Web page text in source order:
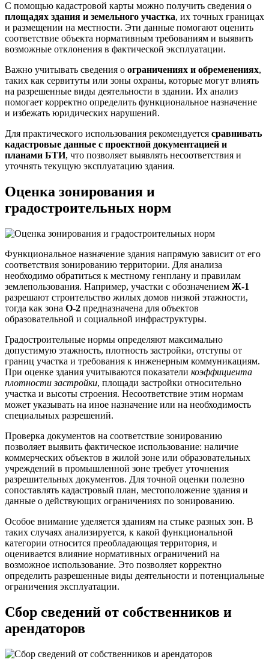
С помощью кадастровой карты можно получить сведения о
площадях здания и земельного участка, их точных границах
и размещении на местности. Эти данные помогают оценить
соответствие объекта нормативным требованиям и выявить
возможные отклонения в фактической эксплуатации.
Важно учитывать сведения о ограничениях и обременениях,
таких как сервитуты или зоны охраны, которые могут влиять
на разрешенные виды деятельности в здании. Их анализ
помогает корректно определить функциональное назначение
и избежать юридических нарушений.
Для практического использования рекомендуется сравнивать
кадастровые данные с проектной документацией и
планами БТИ, что позволяет выявлять несоответствия и
уточнять текущую эксплуатацию здания.
Оценка зонирования и
градостроительных норм
Функциональное назначение здания напрямую зависит от его
соответствия зонированию территории. Для анализа
необходимо обратиться к местному генплану и правилам
землепользования. Например, участки с обозначением Ж-1
разрешают строительство жилых домов низкой этажности,
тогда как зона О-2 предназначена для объектов
образовательной и социальной инфраструктуры.
Градостроительные нормы определяют максимально
допустимую этажность, плотность застройки, отступы от
границ участка и требования к инженерным коммуникациям.
При оценке здания учитываются показатели коэффициента
плотности застройки, площади застройки относительно
участка и высоты строения. Несоответствие этим нормам
может указывать на иное назначение или на необходимость
специальных разрешений.
Проверка документов на соответствие зонированию
позволяет выявить фактическое использование: наличие
коммерческих объектов в жилой зоне или образовательных
учреждений в промышленной зоне требует уточнения
разрешительных документов. Для точной оценки полезно
сопоставлять кадастровый план, местоположение здания и
данные о действующих ограничениях по зонированию.
Особое внимание уделяется зданиям на стыке разных зон. В
таких случаях анализируется, к какой функциональной
категории относится преобладающая территория, и
оценивается влияние нормативных ограничений на
возможное использование. Это позволяет корректно
определить разрешенные виды деятельности и потенциальные
ограничения эксплуатации.
Сбор сведений от собственников и
арендаторов